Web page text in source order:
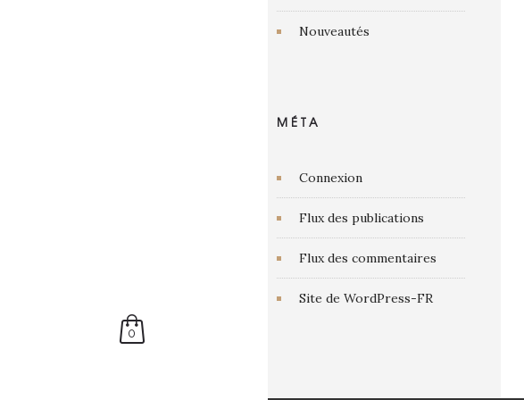
0
Nouveautés
MÉTA
Connexion
Flux des publications
Flux des commentaires
Site de WordPress-FR